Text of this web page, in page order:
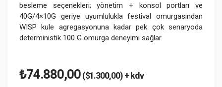
besleme seçenekleri; yönetim + konsol portları ve
40G/4×10G geriye uyumlulukla festival omurgasından
WISP kule agregasyonuna kadar pek çok senaryoda
deterministik 100 G omurga deneyimi sağlar.
₺74.880,00($1.300,00) + kdv